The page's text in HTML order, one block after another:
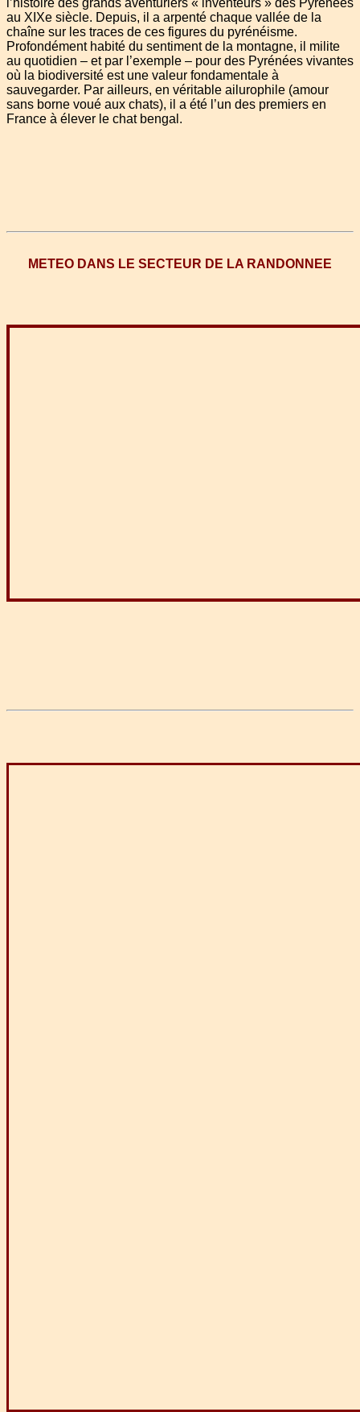
l’histoire des grands aventuriers « inventeurs » des Pyrénées
au XIXe siècle. Depuis, il a arpenté chaque vallée de la
chaîne sur les traces de ces figures du pyrénéisme.
Profondément habité du sentiment de la montagne, il milite
au quotidien – et par l’exemple – pour des Pyrénées vivantes
où la biodiversité est une valeur fondamentale à
sauvegarder. Par ailleurs, en véritable ailurophile (amour
sans borne voué aux chats), il a été l’un des premiers en
France à élever le chat bengal.
METEO DANS LE SECTEUR DE LA RANDONNEE